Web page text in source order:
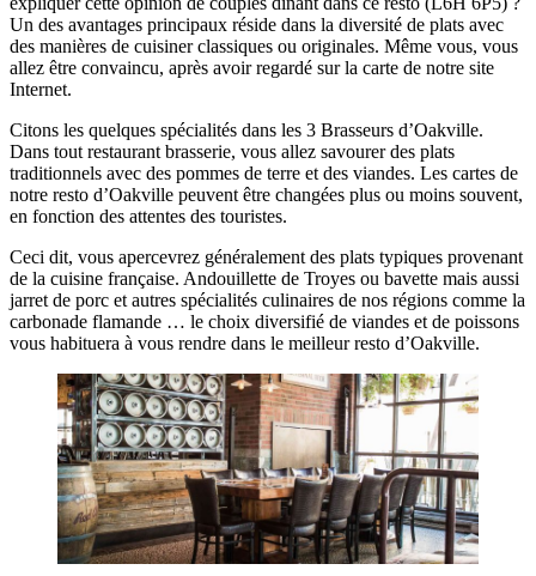
Un des avantages principaux réside dans la diversité de plats avec
des manières de cuisiner classiques ou originales. Même vous, vous
allez être convaincu, après avoir regardé sur la carte de notre site
Internet.
Citons les quelques spécialités dans les 3 Brasseurs d’Oakville.
Dans tout restaurant brasserie, vous allez savourer des plats
traditionnels avec des pommes de terre et des viandes. Les cartes de
notre resto d’Oakville peuvent être changées plus ou moins souvent,
en fonction des attentes des touristes.
Ceci dit, vous apercevrez généralement des plats typiques provenant
de la cuisine française. Andouillette de Troyes ou bavette mais aussi
jarret de porc et autres spécialités culinaires de nos régions comme la
carbonade flamande … le choix diversifié de viandes et de poissons
vous habituera à vous rendre dans le meilleur resto d’Oakville.